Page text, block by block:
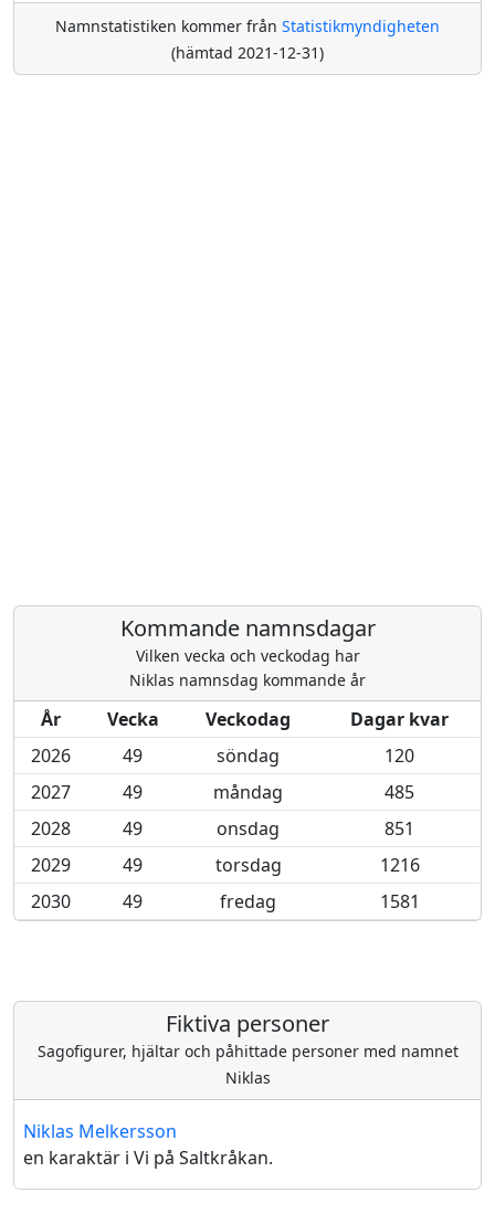
Namnstatistiken kommer från Statistikmyndigheten
(hämtad 2021-12-31)
Kommande namnsdagar
Vilken vecka och veckodag har
Niklas namnsdag kommande år
År Vecka Veckodag
Dagar kvar
2026
49 söndag
120
2027
49 måndag
485
2028
49 onsdag
851
2029
49 torsdag
1216
2030
49 fredag 1581
Fiktiva personer
Sagofigurer, hjältar och påhittade personer med namnet
Niklas
Niklas Melkersson
en karaktär i Vi på Saltkråkan.